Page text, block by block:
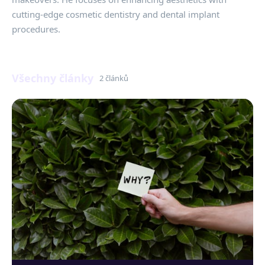
cutting-edge cosmetic dentistry and dental implant
procedures.
2 článků